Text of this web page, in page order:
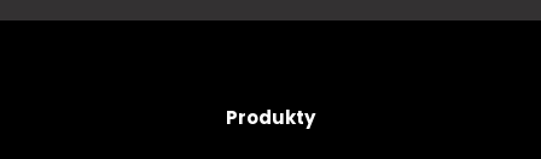
KOLONIALNE STYL
Produkty